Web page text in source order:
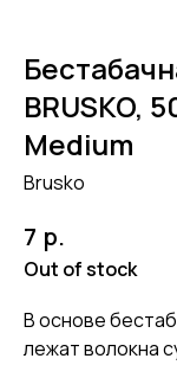
BRUSKO,
Medium
Brusko
7 р.
Out of stock
В основе
лежат волокна